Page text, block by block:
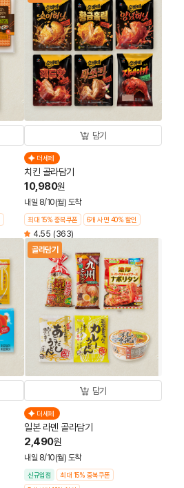
담기
더세페
치킨 골라담기
10,980원
내일 8/10(월) 도착
최대 15% 중복쿠폰 6개 사면 40% 할인
4.55 (363)
골라담기
담기
더세페
일본 라멘 골라담기
2,490원
내일 8/10(월) 도착
신규입점
최대 15% 중복쿠폰